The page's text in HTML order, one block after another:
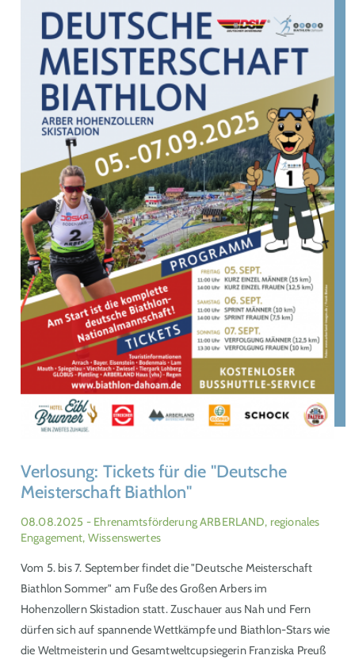
Verlosung: Tickets für die "Deutsche
Meisterschaft Biathlon"
08.08.2025 - Ehrenamtsförderung ARBERLAND, regionales
Engagement, Wissenswertes
Vom 5. bis 7. September findet die "Deutsche Meisterschaft
Biathlon Sommer" am Fuße des Großen Arbers im
Hohenzollern Skistadion statt. Zuschauer aus Nah und Fern
dürfen sich auf spannende Wettkämpfe und Biathlon-Stars wie
die Weltmeisterin und Gesamtweltcupsiegerin Franziska Preuß